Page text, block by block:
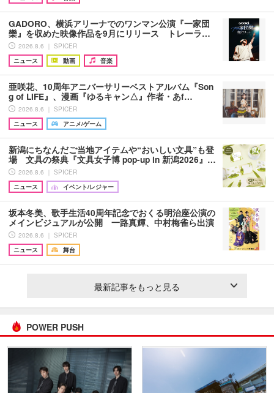
GADORO、横浜アリーナでのワンマン公演『一家団
欒』を収めた映像作品を9月にリリース トレーラ…
2026.8.6 ｜ SPICER
ニュース
動画 音楽
亜咲花、10周年アニバーサリーベストアルバム『Son
g of LIFE』、漫画『ゆるキャン△』作者・あf…
2026.8.6 ｜ SPICER
ニュース
アニメ/ゲーム
新潟にちなんだご当地アイテムや“おいしい文具”も登
場 文具の祭典『文具女子博 pop-up in 新潟2026』…
2026.8.6 ｜ SPICER
ニュース
イベント/レジャー
坂本冬美、歌手生活40周年記念でおくる明治座公演の
メインビジュアルが公開 一路真輝、中村梅雀ら出演
2026.8.6 ｜ SPICER
ニュース
舞台
最新記事をもっと見る
POWER PUSH